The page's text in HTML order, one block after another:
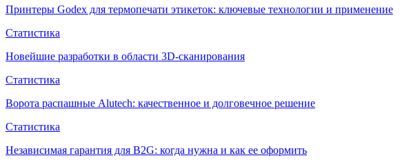
Принтеры Godex для термопечати этикеток: ключевые технологии и применение
Статистика
Новейшие разработки в области 3D-сканирования
Статистика
Ворота распашные Alutech: качественное и долговечное решение
Статистика
Независимая гарантия для B2G: когда нужна и как ее оформить